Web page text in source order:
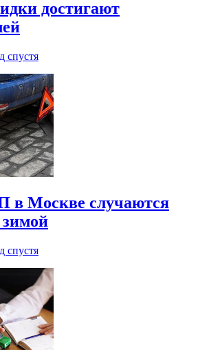
достигают
спустя
в Москве случаются
спустя